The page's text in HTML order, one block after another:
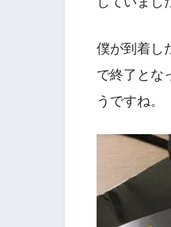
僕が到着し
で終了とな
うですね。